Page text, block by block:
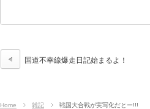
国道不幸線爆走日記始まるよ！
Home 雑記 戦国大合戦が実写化だとー!!!